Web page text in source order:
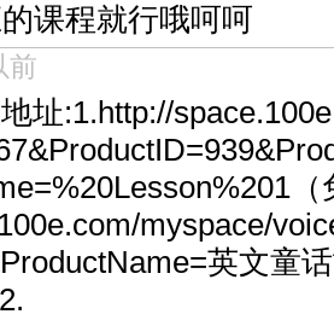
课程就行哦呵呵
前
址:1.http://
（
myspace/
英文童